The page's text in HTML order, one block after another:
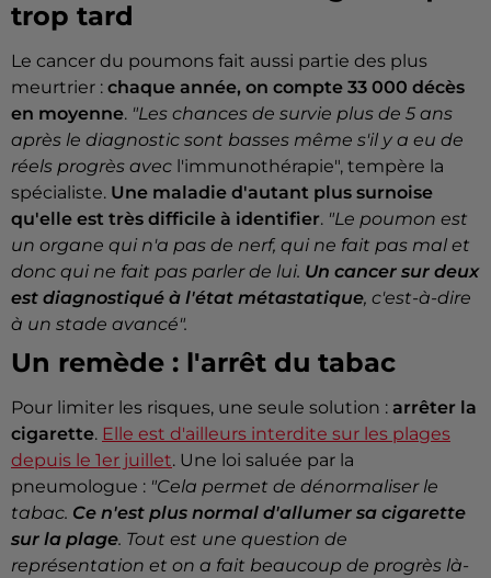
trop tard
Le cancer du poumons fait aussi partie des plus
meurtrier : chaque année, on compte 33 000 décès
en moyenne. "Les chances de survie plus de 5 ans
après le diagnostic sont basses même s'il y a eu de
réels progrès avec l'immunothérapie", tempère la
spécialiste. Une maladie d'autant plus surnoise
qu'elle est très difficile à identifier. "Le poumon est
un organe qui n'a pas de nerf, qui ne fait pas mal et
donc qui ne fait pas parler de lui. Un cancer sur deux
est diagnostiqué à l'état métastatique, c'est-à-dire
à un stade avancé".
Un remède : l'arrêt du tabac
Pour limiter les risques, une seule solution : arrêter la
cigarette. Elle est d'ailleurs interdite sur les plages
depuis le 1er juillet. Une loi saluée par la
pneumologue : "Cela permet de dénormaliser le
tabac. Ce n'est plus normal d'allumer sa cigarette
sur la plage. Tout est une question de
représentation et on a fait beaucoup de progrès là-